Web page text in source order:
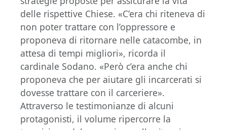
delle rispettive Chiese. «C’era chi riteneva di
non poter trattare con l’oppressore e
proponeva di ritornare nelle catacombe, in
attesa di tempi migliori», ricorda il
cardinale Sodano. «Però c’era anche chi
proponeva che per aiutare gli incarcerati si
dovesse trattare con il carceriere».
Attraverso le testimonianze di alcuni
protagonisti, il volume ripercorre la